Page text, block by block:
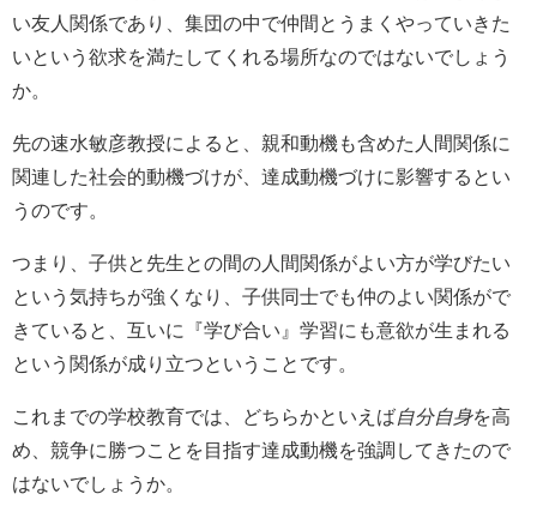
い友人関係であり、集団の中で仲間とうまくやっていきた
いという欲求を満たしてくれる場所なのではないでしょう
か。
先の速水敏彦教授によると、親和動機も含めた人間関係に
関連した社会的動機づけが、達成動機づけに影響するとい
うのです。
つまり、子供と先生との間の人間関係がよい方が学びたい
という気持ちが強くなり、子供同士でも仲のよい関係がで
きていると、互いに『学び合い』学習にも意欲が生まれる
という関係が成り立つということです。
これまでの学校教育では、どちらかといえば自分自身を高
め、競争に勝つことを目指す達成動機を強調してきたので
はないでしょうか。